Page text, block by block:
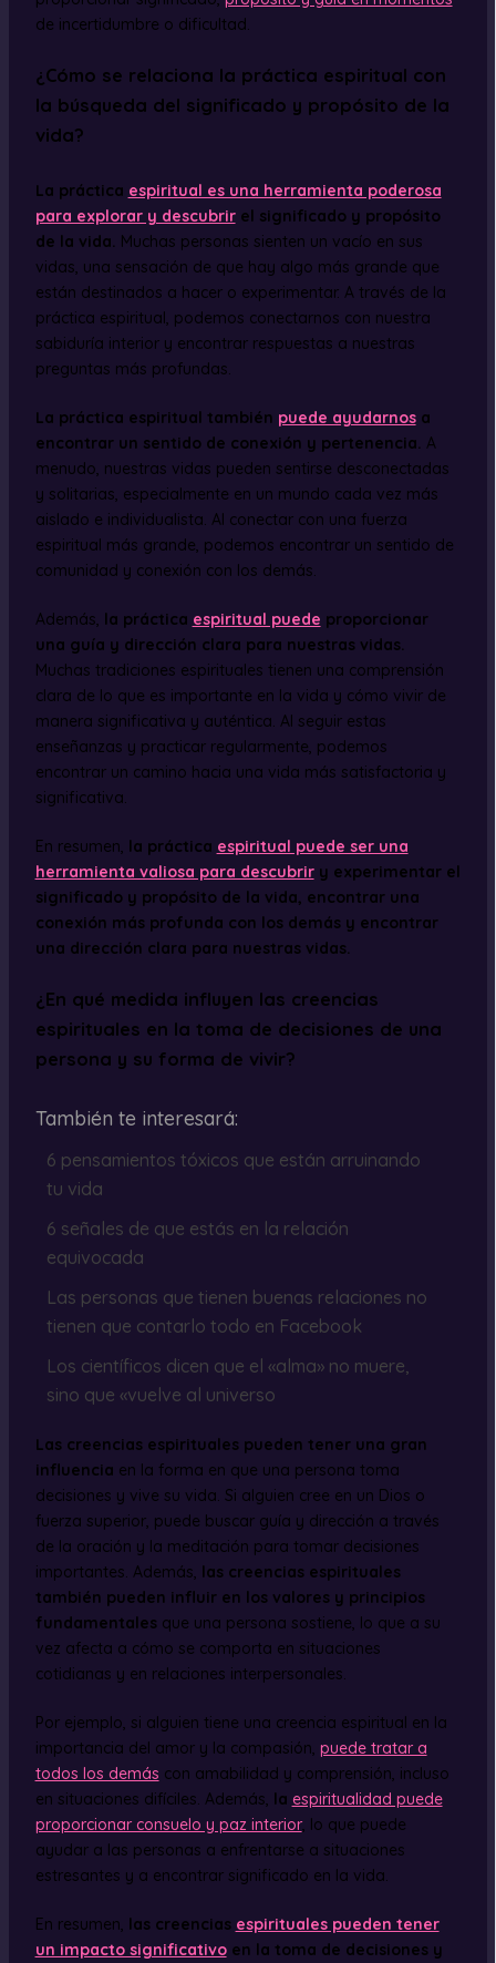
de incertidumbre o dificultad.
¿Cómo se relaciona la práctica espiritual con
la búsqueda del significado y propósito de la
vida?
La práctica espiritual es una herramienta poderosa
para explorar y descubrirel significado y propósito
de la vida. Muchas personas sienten un vacío en sus
vidas, una sensación de que hay algo más grande que
están destinados a hacer o experimentar. A través de la
práctica espiritual, podemos conectarnos con nuestra
sabiduría interior y encontrar respuestas a nuestras
preguntas más profundas.
La práctica espiritual también puede ayudarnosa
encontrar un sentido de conexión y pertenencia. A
menudo, nuestras vidas pueden sentirse desconectadas
y solitarias, especialmente en un mundo cada vez más
aislado e individualista. Al conectar con una fuerza
espiritual más grande, podemos encontrar un sentido de
comunidad y conexión con los demás.
Además, la práctica espiritual puede proporcionar
una guía y dirección clara para nuestras vidas.
Muchas tradiciones espirituales tienen una comprensión
clara de lo que es importante en la vida y cómo vivir de
manera significativa y auténtica. Al seguir estas
enseñanzas y practicar regularmente, podemos
encontrar un camino hacia una vida más satisfactoria y
significativa.
En resumen, la práctica espiritual puede ser una
herramienta valiosa para descubriry experimentar el
significado y propósito de la vida, encontrar una
conexión más profunda con los demás y encontrar
una dirección clara para nuestras vidas.
¿En qué medida influyen las creencias
espirituales en la toma de decisiones de una
persona y su forma de vivir?
También te interesará:
6 pensamientos tóxicos que están arruinando
tu vida
6 señales de que estás en la relación
equivocada
Las personas que tienen buenas relaciones no
tienen que contarlo todo en Facebook
Los científicos dicen que el «alma» no muere,
sino que «vuelve al universo
Las creencias espirituales pueden tener una gran
influencia en la forma en que una persona toma
decisiones y vive su vida. Si alguien cree en un Dios o
fuerza superior, puede buscar guía y dirección a través
de la oración y la meditación para tomar decisiones
importantes. Además, las creencias espirituales
también pueden influir en los valores y principios
fundamentalesque una persona sostiene, lo que a su
vez afecta a cómo se comporta en situaciones
cotidianas y en relaciones interpersonales.
Por ejemplo, si alguien tiene una creencia espiritual en la
importancia del amor y la compasión, puede tratar a
todos los demás con amabilidad y comprensión, incluso
en situaciones difíciles. Además, la espiritualidad puede
proporcionar consuelo y paz interior, lo que puede
ayudar a las personas a enfrentarse a situaciones
estresantes y a encontrar significado en la vida.
En resumen, las creencias espirituales pueden tener
un impacto significativoen la toma de decisiones y